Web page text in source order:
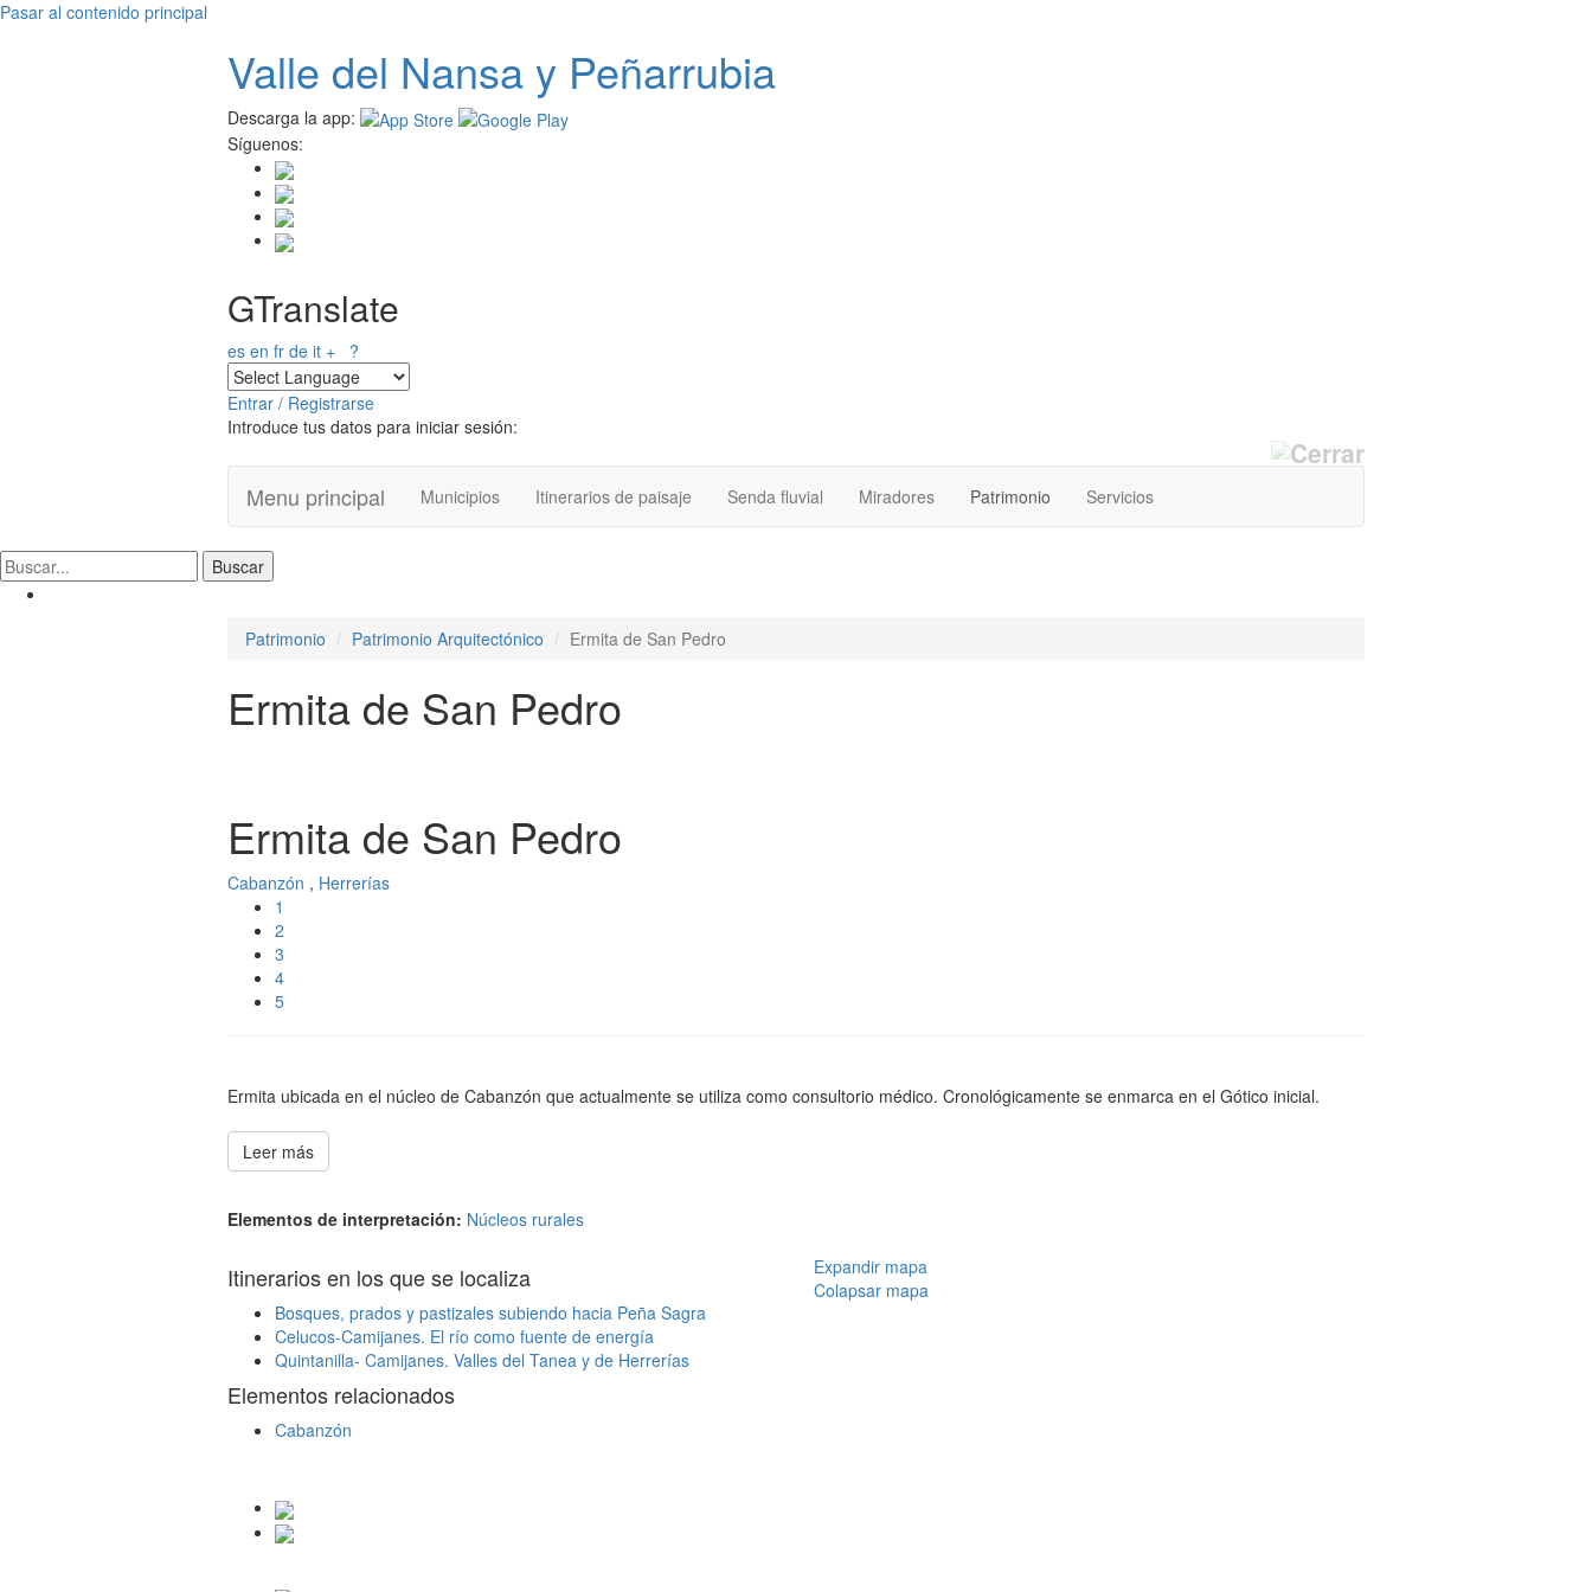
Pasar al contenido principal
Valle del Nansay Peñarrubia
Descarga la app:
Síguenos:
GTranslate
es en fr de it + ?
Entrar / Registrarse
Introduce tus datos para iniciar sesión:
Menu principal Municipios Itinerarios de paisaje Senda fluvial Miradores Patrimonio Servicios
Patrimonio Patrimonio Arquitectónico Ermita de San Pedro
Ermita de San Pedro
Ermita de San Pedro
Cabanzón , Herrerías
1
2
3
4
5
Ermita ubicada en el núcleo de Cabanzón que actualmente se utiliza como consultorio médico. Cronológicamente se enmarca en el Gótico inicial.
Leer más
Elementos de interpretación: Núcleos rurales
Itinerarios en los que se localiza
Bosques, prados y pastizales subiendo hacia Peña Sagra
Celucos-Camijanes. El río como fuente de energía
Quintanilla- Camijanes. Valles del Tanea y de Herrerías
Elementos relacionados
Cabanzón
Expandir mapa
Colapsar mapa